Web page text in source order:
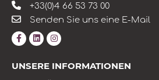
+33(0)4 66 53 73 00
Senden Sie uns eine E-Mail
UNSERE INFORMATIONEN